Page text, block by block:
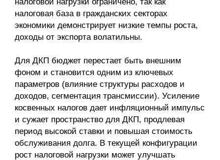
налоговая база в гражданских секторах
экономики демонстрирует низкие темпы роста,
доходы от экспорта волатильны.
Для ДКП бюджет перестает быть внешним
фоном и становится одним из ключевых
параметров (влияние структуры расходов и
доходов, сегментация трансмиссии). Усиление
косвен­ных налогов дает инфляционный импульс
и сужает пространство для ДКП, продлевая
период высокой ставки и повышая стоимость
обслуживания долга. В текущей конфигурации
рост налоговой нагрузки может улучшать